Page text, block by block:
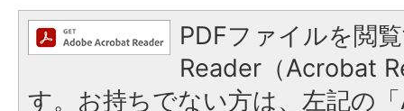
PDFファイルを閲
Reader（Acrobat
す。お持ちでない方は、左記の